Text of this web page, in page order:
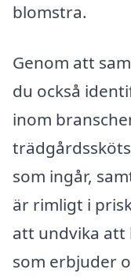
blomstra.
Genom att
du också
inom
som ingår,
är rimligt i
att undvika
som erbjuder